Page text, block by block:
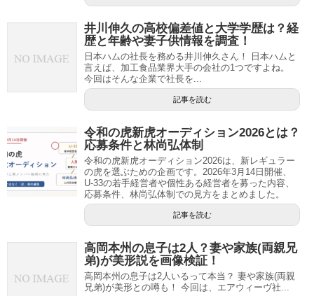
井川伸久の高校偏差値と大学学歴は？経
歴と年齢や妻子供情報を調査！
日本ハムの社長を務める井川伸久さん！ 日本ハムと
言えば、加工食品業界大手の会社の1つですよね。
今回はそんな企業で社長を...
記事を読む
令和の虎新虎オーディション2026とは？
応募条件と林尚弘体制
令和の虎新虎オーディション2026は、新レギュラー
の虎を選ぶための企画です。2026年3月14日開催、
U-33の若手経営者や個性ある経営者を募った内容、
応募条件、林尚弘体制での見方をまとめました。
記事を読む
高岡本州の息子は2人？妻や家族(両親兄
弟)が美形説を画像検証！
高岡本州の息子は2人いるって本当？ 妻や家族(両親
兄弟)が美形との噂も！ 今回は、エアウィーヴ社...